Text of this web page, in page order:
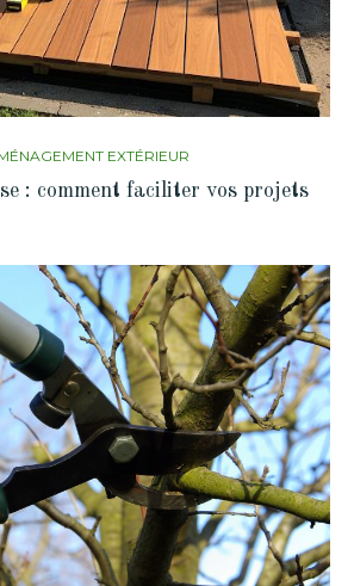
EXTÉRIEUR
: comment faciliter vos projets